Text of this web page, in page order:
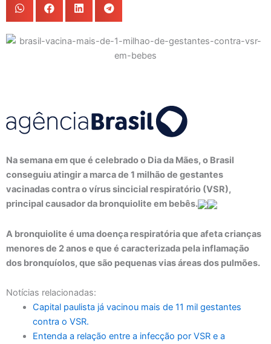
Na semana em que é celebrado o Dia da Mães, o Brasil
conseguiu atingir a marca de 1 milhão de gestantes
vacinadas contra o vírus sincicial respiratório (VSR),
principal causador da bronquiolite em bebês.
A bronquiolite é uma doença respiratória que afeta crianças
menores de 2 anos e que é caracterizada pela inflamação
dos bronquíolos, que são pequenas vias áreas dos pulmões.
Notícias relacionadas:
Capital paulista já vacinou mais de 11 mil gestantes
contra o VSR.
Entenda a relação entre a infecção por VSR e a